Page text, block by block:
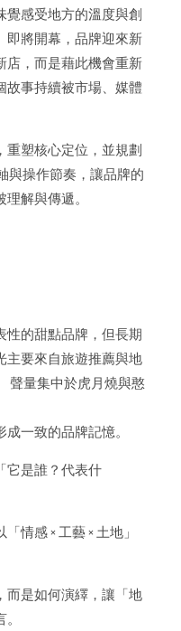
覺感受地方的溫度與創
即將開幕，品牌迎來新
店，而是藉此機會重新
故事持續被市場、媒體
重塑核心定位，並規劃
與操作節奏，讓品牌的
解與傳遞。
性的甜點品牌，但長期
主要來自旅遊推薦與地
聲量集中於虎月燒與憨
一致的品牌記憶。
它是誰？代表什
情感 × 工藝 × 土地」
而是如何演繹，讓「地